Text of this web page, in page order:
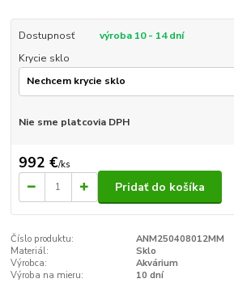
Dostupnosť
výroba 10 - 14 dní
Krycie sklo
Nie sme platcovia DPH
992 €/ks
Pridať do košíka
Číslo produktu:
ANM250408012MM
Materiál:
Sklo
Výrobca:
Akvárium
Výroba na mieru:
10 dní